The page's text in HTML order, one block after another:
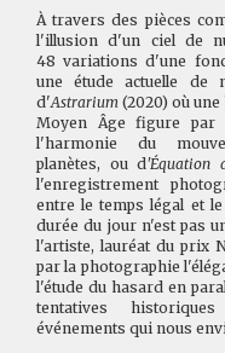
À travers des pièces
l'illusion d'un ciel de
48 variations d'une
une étude actuelle de
d'Astrarium (2020) où
Moyen Âge figure par
l'harmonie du
planètes, ou d'Équation
l'enregistrement
entre le temps légal et
durée du jour n'est pas
l'artiste, lauréat du prix
par la photographie
l'étude du hasard en
tentatives
événements qui nous